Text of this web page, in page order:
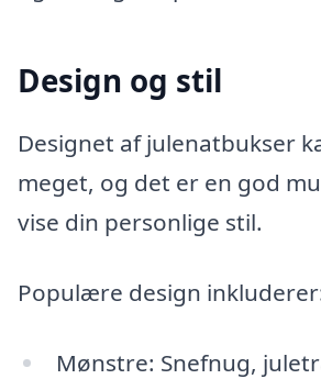
Design og stil
Designet af julenatbukser
meget, og det er en god
vise din personlige stil.
Populære design
Mønstre: Snefnug,